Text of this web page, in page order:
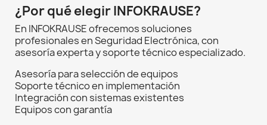
¿Por qué elegir INFOKRAUSE?
En INFOKRAUSE ofrecemos soluciones
profesionales en Seguridad Electrónica, con
asesoría experta y soporte técnico especializado.
Asesoría para selección de equipos
Soporte técnico en implementación
Integración con sistemas existentes
Equipos con garantía